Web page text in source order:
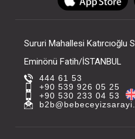
Sururi Mahallesi Katırcıoğlu
Eminönü Fatih/İSTANBUL
444 61 53
+90 539 926 05 25
+90 530 233 04 53